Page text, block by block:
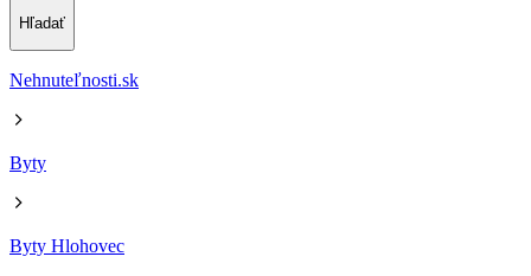
Hľadať
Nehnuteľnosti.sk
Byty
Byty Hlohovec